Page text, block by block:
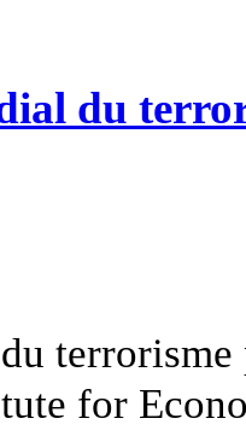
du
for